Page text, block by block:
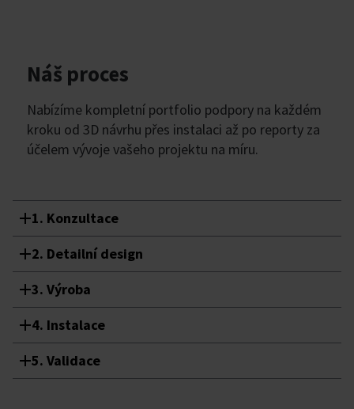
Náš proces
Nabízíme kompletní portfolio podpory na každém
kroku od 3D návrhu přes instalaci až po reporty za
účelem vývoje vašeho projektu na míru.
1. Konzultace
2. Detailní design
3. Výroba
4. Instalace
5. Validace